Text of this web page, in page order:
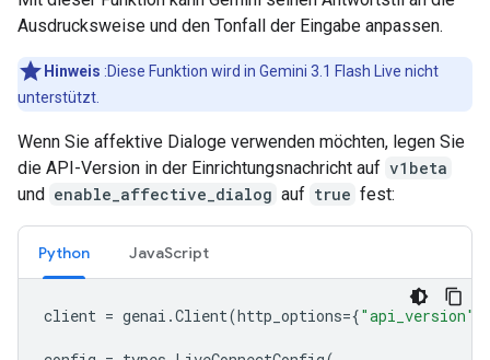
Ausdrucksweise und den Tonfall der Eingabe anpassen.
Hinweis :Diese Funktion wird in Gemini 3.1 Flash Live nicht
unterstützt.
Wenn Sie affektive Dialoge verwenden möchten, legen Sie
die API-Version in der Einrichtungsnachricht auf v1beta
und enable_affective_dialog auf true fest:
Python JavaScript
client = genai .Client(http_options={"api_version"